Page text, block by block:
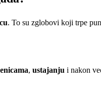
. To su zglobovi koji trpe
, ustajanju i nakon